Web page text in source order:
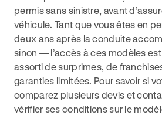
permis sans sinistre, avant
véhicule. Tant que vous êtes en
deux ans après la conduite
sinon — l’accès à ces modèles
assorti de surprimes, de
garanties limitées. Pour savoir si
comparez plusieurs devis et
vérifier ses conditions sur le